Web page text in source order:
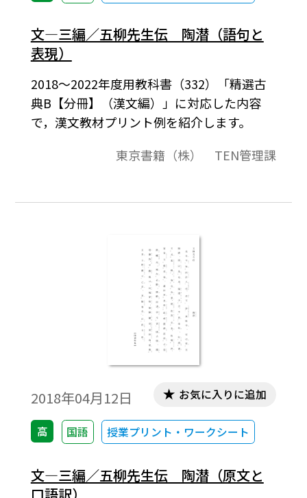
文―三編／五柳先生伝 陶潜（語句と
表現）
2018～2022年度用教科書（332）「精選古
典B【分冊】（漢文編）」に対応した内容
で，漢文教材プリント例を紹介します。
東京書籍（株） TEN管理課
2018年04月12日
高 国語 授業プリント・ワークシート
お気に入りに追加
文―三編／五柳先生伝 陶潜（原文と
口語訳）